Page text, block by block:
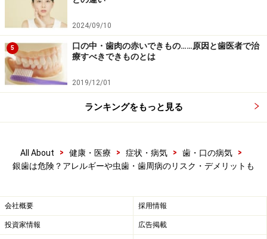
虫歯は発見しづらいですし、レントゲンにも写りにくい
のでなかなか発見しにくいのも事実です。神経がない歯
の場合には症状も出にくいため、定期的な歯科検診を受
けていない場合は、歯を残せないほどぼろぼろになって
しまうこともあります。このような状態を避けるために
も、定期検診は重要なのです。
一方、セラミックの被せものや詰め物は歯やセメントと
て再び虫歯になるリスクは格段に少ないです。
2024/09/10
5
口の中・歯肉の赤いできもの……原因と歯医者で治
療すべきできものとは
2019/12/01
ランキングをもっと見る
All About > 健康・医療 > 症状・病気 > 歯・口の病気
>
銀歯は危険？アレルギーや虫歯・歯周病のリスク・デメリットも
会社概要 採用情報
投資家情報 広告掲載